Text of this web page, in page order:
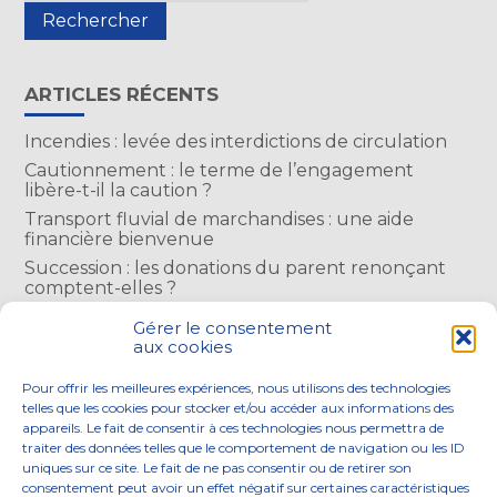
Gérer le consentement
aux cookies
Pour offrir les meilleures expériences, nous utilisons des technologies
telles que les cookies pour stocker et/ou accéder aux informations des
appareils. Le fait de consentir à ces technologies nous permettra de
traiter des données telles que le comportement de navigation ou les ID
uniques sur ce site. Le fait de ne pas consentir ou de retirer son
consentement peut avoir un effet négatif sur certaines caractéristiques
ARTICLES RÉCENTS
Incendies : levée des interdictions de circulation
Cautionnement : le terme de l’engagement
libère-t-il la caution ?
Transport fluvial de marchandises : une aide
financière bienvenue
Succession : les donations du parent renonçant
comptent-elles ?
Encadrement des loyers : une année de plus
COMMENTAIRES RÉCENTS